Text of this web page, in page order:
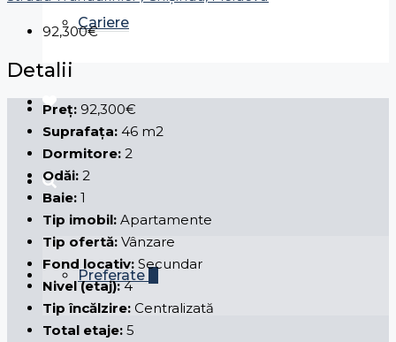
Cariere
Preferate
92,300€
Detalii
Preț: 92,300€
Suprafața: 46 m2
Dormitore: 2
Odăi: 2
Baie: 1
Tip imobil: Apartamente
Tip ofertă: Vânzare
Fond locativ: Secundar
Nivel (etaj): 4
Tip încălzire: Centralizată
Total etaje: 5